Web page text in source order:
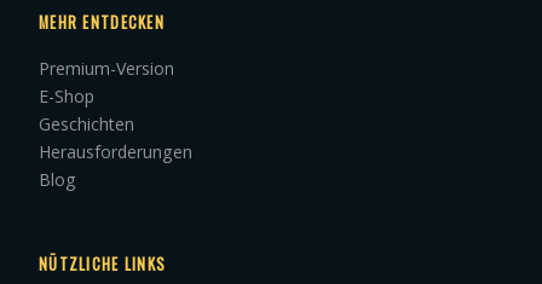
MEHR ENTDECKEN
Premium-Version
E-Shop
Geschichten
Herausforderungen
Blog
NÜTZLICHE LINKS